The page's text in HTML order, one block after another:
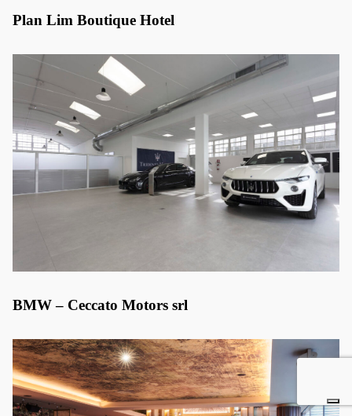
Plan Lim Boutique Hotel
BMW – Ceccato Motors srl